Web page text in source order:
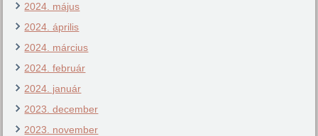
2024. május
2024. április
2024. március
2024. február
2024. január
2023. december
2023. november